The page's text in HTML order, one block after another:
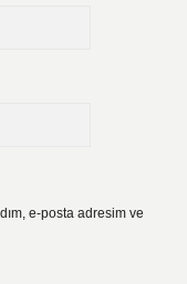
e-posta adresim ve